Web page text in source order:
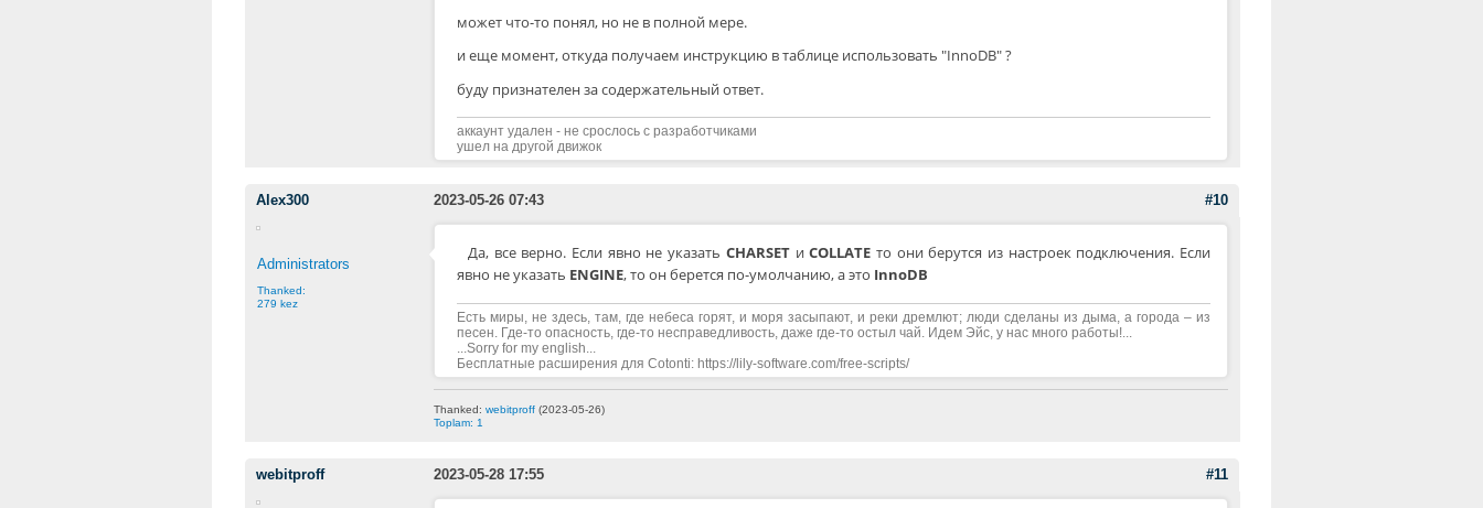
может что-то понял, но не в полной мере.
и еще момент, откуда получаем инструкцию в таблице использовать "InnoDB" ?
буду признателен за содержательный ответ.
аккаунт удален - не срослось с разработчиками
ушел на другой движок
Alex300 #10
2023-05-26 07:43
Administrators
Thanked:
279 kez
Да, все верно. Если явно не указать CHARSETиCOLLATE то они берутся из настроек подключения. Если
явно не указать ENGINE, то он берется по-умолчанию, а это InnoDB
Есть миры, не здесь, там, где небеса горят, и моря засыпают, и реки дремлют; люди сделаны из дыма, а города – из
песен. Где-то опасность, где-то несправедливость, даже где-то остыл чай. Идем Эйс, у нас много работы!...
...Sorry for my english...
Бесплатные расширения для Cotonti: https://lily-software.com/free-scripts/
Thanked: webitproff (2023-05-26)
Toplam: 1
webitproff #11
2023-05-28 17:55